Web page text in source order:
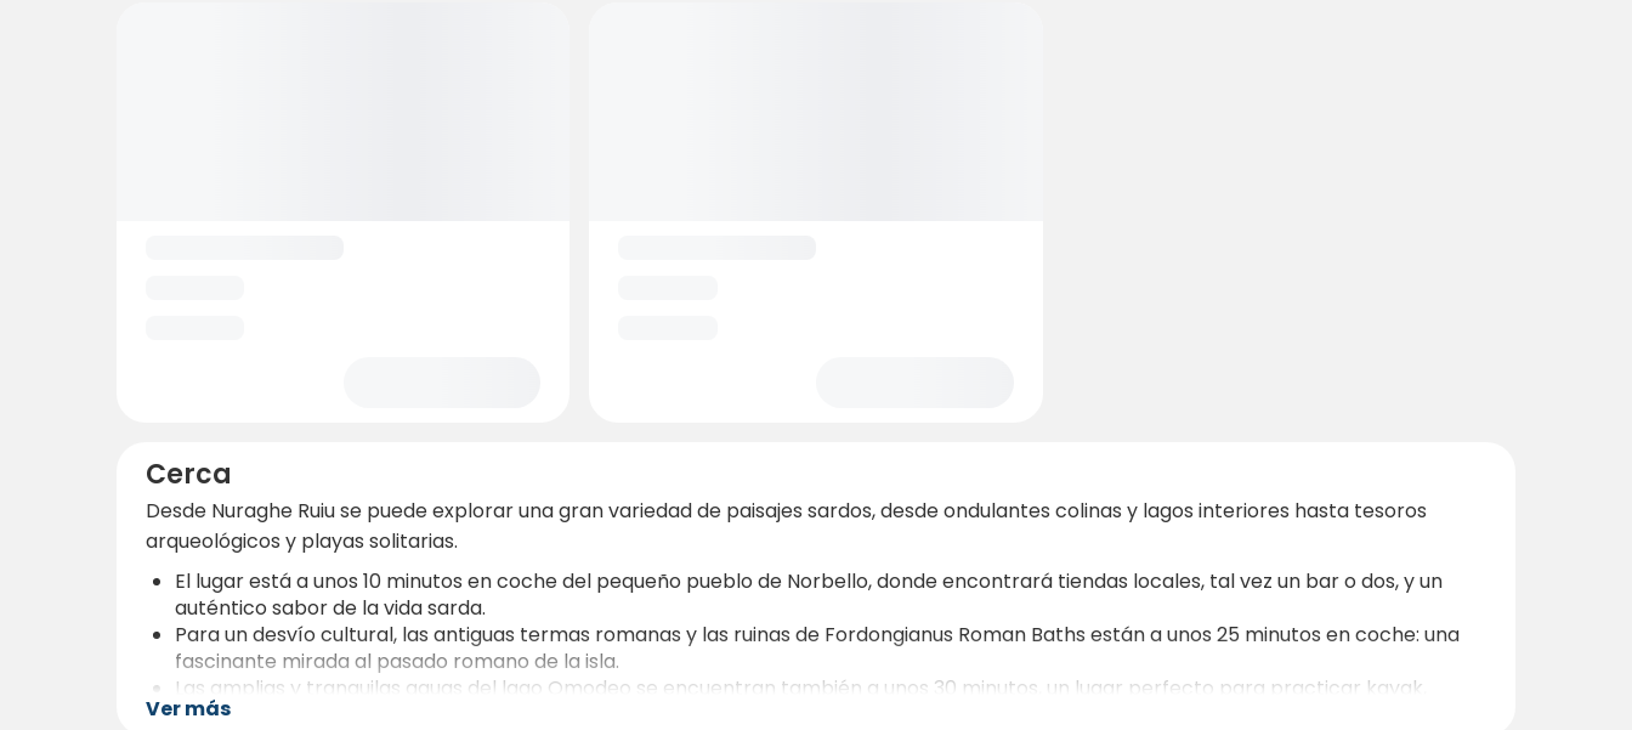
Cerca
Desde Nuraghe Ruiu se puede explorar una gran variedad de paisajes sardos, desde ondulantes colinas y lagos interiores hasta tesoros
arqueológicos y playas solitarias.
El lugar está a unos 10 minutos en coche del pequeño pueblo de Norbello, donde encontrará tiendas locales, tal vez un bar o dos, y un
auténtico sabor de la vida sarda.
Para un desvío cultural, las antiguas termas romanas y las ruinas de Fordongianus Roman Baths están a unos 25 minutos en coche: una
fascinante mirada al pasado romano de la isla.
Las amplias y tranquilas aguas del lago Omodeo se encuentran también a unos 30 minutos, un lugar perfecto para practicar kayak,
piragüismo o simplemente disfrutar de la naturaleza y la observación de aves.
Ver más